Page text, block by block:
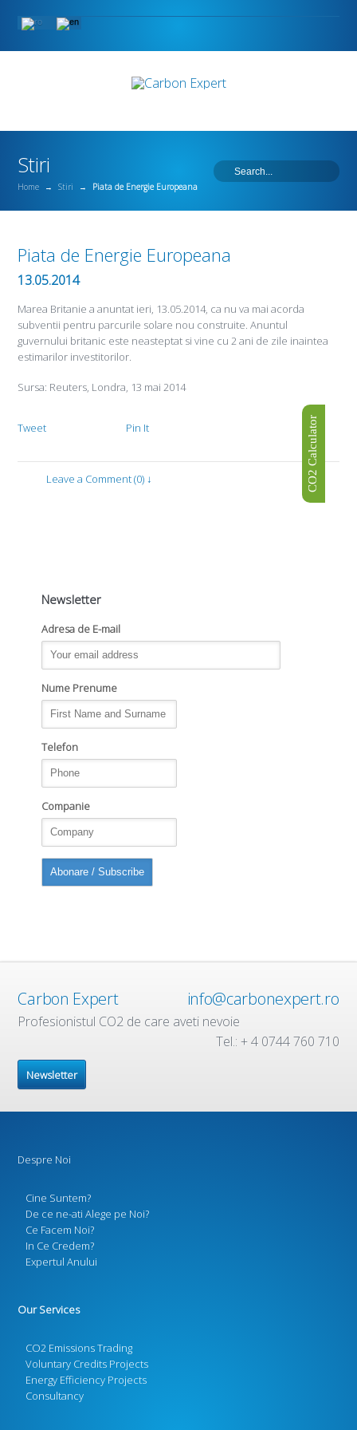
Stiri
Home → Stiri → Piata de Energie Europeana
Piata de Energie Europeana
13.05.2014
Marea Britanie a anuntat ieri, 13.05.2014, ca nu va mai acorda
subventii pentru parcurile solare nou construite. Anuntul
guvernului britanic este neasteptat si vine cu 2 ani de zile inaintea
estimarilor investitorilor.
Sursa: Reuters, Londra, 13 mai 2014
Tweet Pin It
Leave a Comment (0) ↓
Newsletter
Adresa de E-mail
Nume Prenume
Telefon
Companie
Carbon Expert info@carbonexpert.ro
Profesionistul CO2 de care aveti nevoie
Tel.: + 4 0744 760 710
Newsletter
Despre Noi
Cine Suntem?
De ce ne-ati Alege pe Noi?
Ce Facem Noi?
In Ce Credem?
Expertul Anului
Our Services
CO2 Emissions Trading
Voluntary Credits Projects
Energy Efficiency Projects
Consultancy
CO2 Calculator